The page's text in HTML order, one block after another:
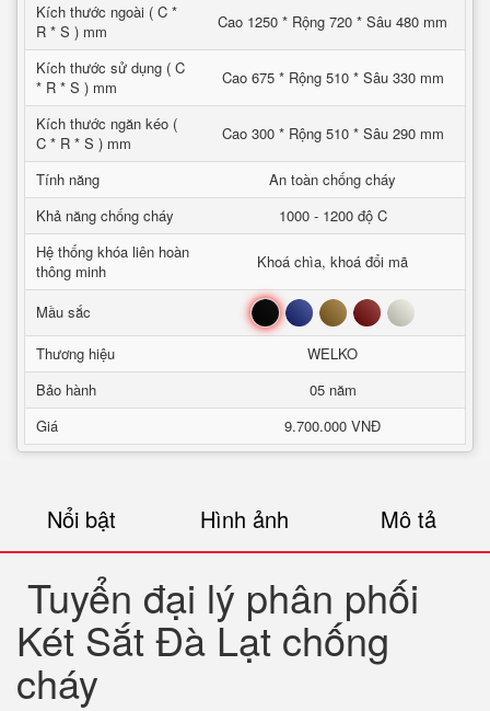
Kích thước ngoài ( C *
R * S ) mm
Cao 1250 * Rộng 720 * Sâu 480 mm
Kích thước sử dụng ( C
* R * S ) mm
Cao 675 * Rộng 510 * Sâu 330 mm
Kích thước ngăn kéo (
C * R * S ) mm
Cao 300 * Rộng 510 * Sâu 290 mm
Tính năng
An toàn chống cháy
Khả năng chống cháy
1000 - 1200 độ C
Hệ thống khóa liên hoàn
thông minh
Khoá chìa, khoá đổi mã
Mầu sắc Đen Xanh Nâu Đỏ Trắng
Thương hiệu
WELKO
Bảo hành
05 năm
Giá
9.700.000 VNĐ
Nổi bật Hình ảnh Mô tả
Tuyển đại lý phân phối
Két Sắt Đà Lạt chống
cháy